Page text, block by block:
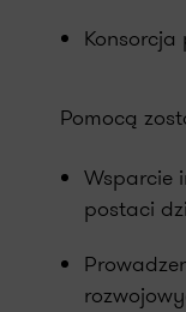
Pomocą
Wsparcie
postaci